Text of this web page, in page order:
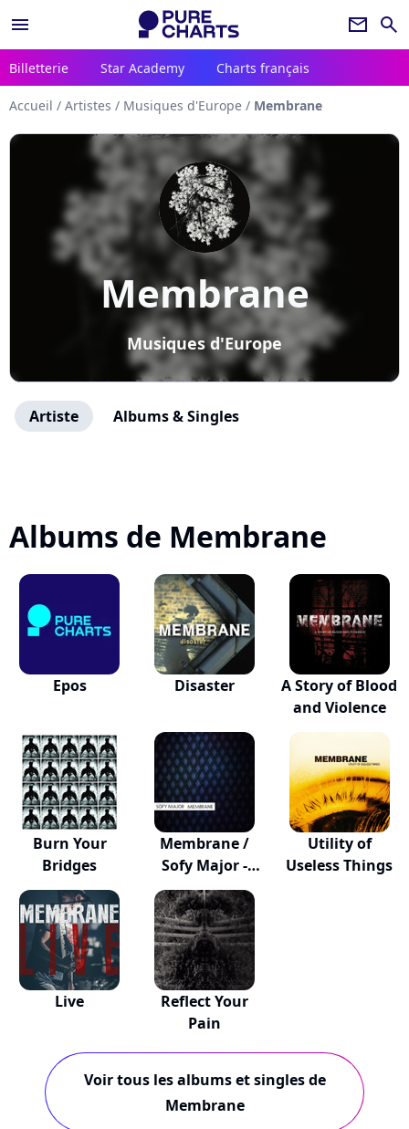
menu newsletter search
Billetterie Star Academy Charts français
Accueil / Artistes / Musiques d'Europe / Membrane
Membrane
Musiques d'Europe
Artiste Albums & Singles
Albums de Membrane
Epos Disaster
A Story of Blood
and Violence
Burn Your
Bridges
Membrane /
Sofy Major -
Split
Utility of
Useless Things
Live
Reflect Your
Pain
Voir tous les albums et singles de
Membrane